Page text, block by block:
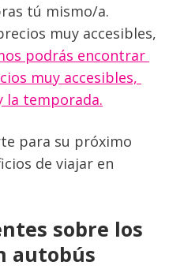
tú mismo/a.
muy accesibles,
podrás encontrar
muy accesibles,
la temporada.
para su próximo
de viajar en
sobre los
autobús